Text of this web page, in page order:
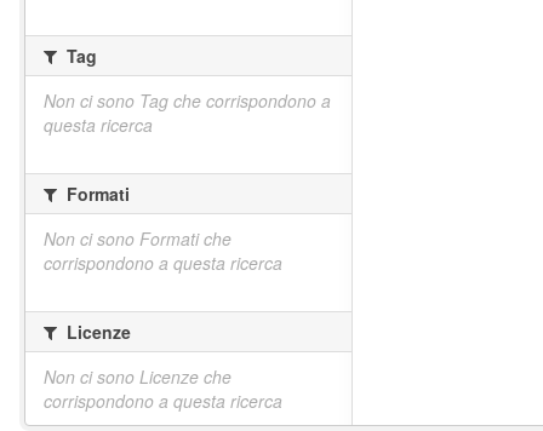
Tag
Non ci sono Tag che corrispondono a
questa ricerca
Formati
Non ci sono Formati che
corrispondono a questa ricerca
Licenze
Non ci sono Licenze che
corrispondono a questa ricerca